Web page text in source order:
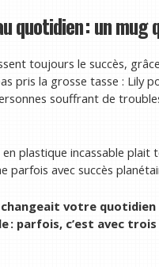
quotidien : un mug
toujours le succès,
pris la grosse tasse : Lily
souffrant de
en plastique incassable
parfois avec succès
changeait votre
: parfois, c’est avec trois